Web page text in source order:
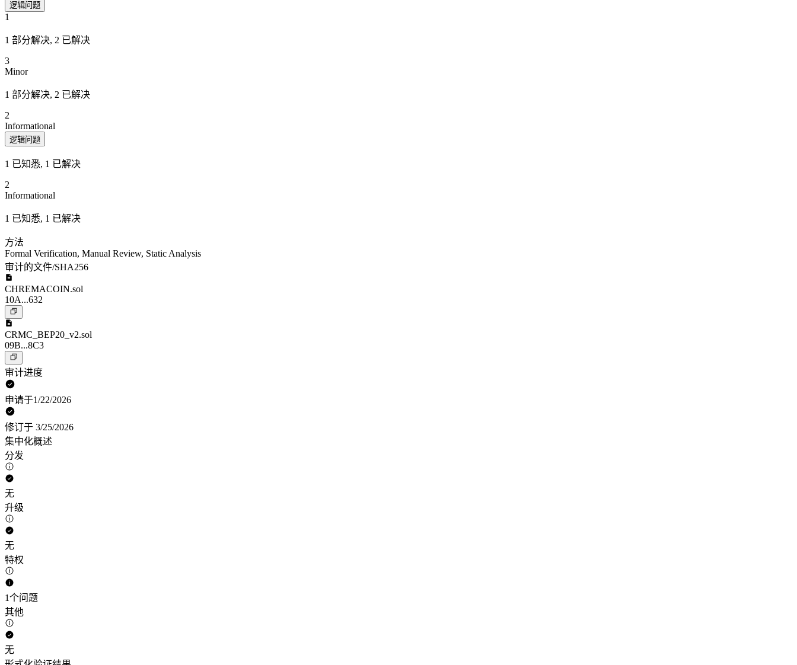
逻辑问题
1
1 部分解决, 2 已解决
3
Minor
1 部分解决, 2 已解决
2
Informational
逻辑问题
1 已知悉, 1 已解决
2
Informational
1 已知悉, 1 已解决
方法
Formal Verification, Manual Review, Static Analysis
审计的文件/SHA256
CHREMACOIN.sol
10A...632
CRMC_BEP20_v2.sol
09B...8C3
审计进度
申请于1/22/2026
修订于 3/25/2026
集中化概述
分发
无
升级
无
特权
1个问题
其他
无